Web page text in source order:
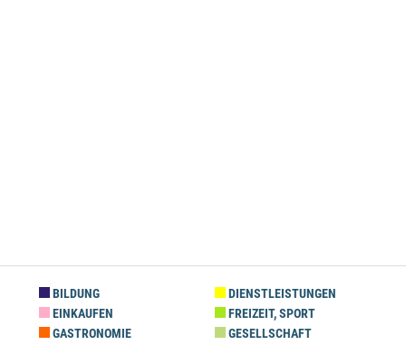
BILDUNG
DIENSTLEISTUNGEN
EINKAUFEN
FREIZEIT, SPORT
GASTRONOMIE
GESELLSCHAFT